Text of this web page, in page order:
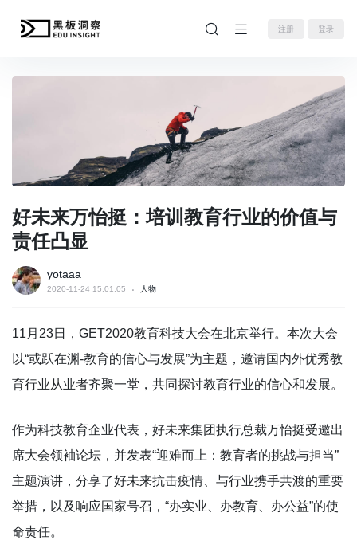
注册 登录
好未来万怡挺：培训教育行业的价值与
责任凸显
yotaaa
2020-11-24 15:01:05 人物
11月23日，GET2020教育科技大会在北京举行。本次大会
以“或跃在渊-教育的信心与发展”为主题，邀请国内外优秀教
育行业从业者齐聚一堂，共同探讨教育行业的信心和发展。
作为科技教育企业代表，好未来集团执行总裁万怡挺受邀出
席大会领袖论坛，并发表“迎难而上：教育者的挑战与担当”
主题演讲，分享了好未来抗击疫情、与行业携手共渡的重要
举措，以及响应国家号召，“办实业、办教育、办公益”的使
命责任。